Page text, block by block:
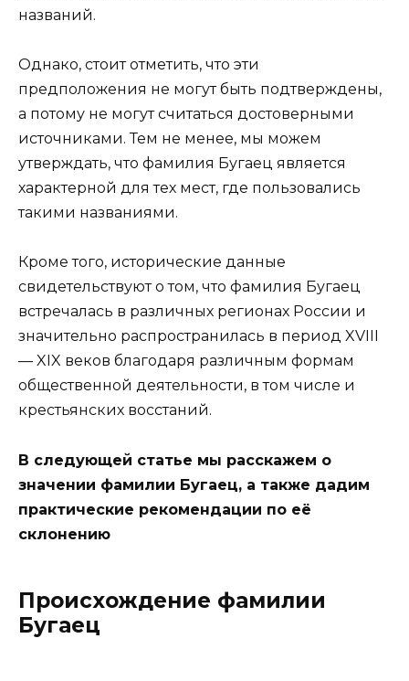
названий.
Однако, стоит отметить, что эти
предположения не могут быть подтверждены,
а потому не могут считаться достоверными
источниками. Тем не менее, мы можем
утверждать, что фамилия Бугаец является
характерной для тех мест, где пользовались
такими названиями.
Кроме того, исторические данные
свидетельствуют о том, что фамилия Бугаец
встречалась в различных регионах России и
значительно распространилась в период XVIII
— XIX веков благодаря различным формам
общественной деятельности, в том числе и
крестьянских восстаний.
В следующей статье мы расскажем о
значении фамилии Бугаец, а также дадим
практические рекомендации по её
склонению
Происхождение фамилии
Бугаец